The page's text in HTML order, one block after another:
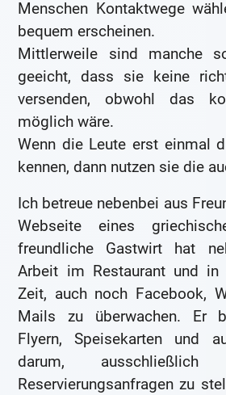
Menschen Kontaktwege
bequem erscheinen.
Mittlerweile sind manche
geeicht, dass sie keine
versenden, obwohl das
möglich wäre.
Wenn die Leute erst einmal
kennen, dann nutzen sie die
Ich betreue nebenbei aus
Webseite eines
freundliche Gastwirt hat
Arbeit im Restaurant und in
Zeit, auch noch Facebook,
Mails zu überwachen. Er
Flyern, Speisekarten und
darum,
Reservierungsanfragen zu